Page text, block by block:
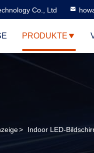
Co., Ltd
PRODUKTE
> Indoor LED-